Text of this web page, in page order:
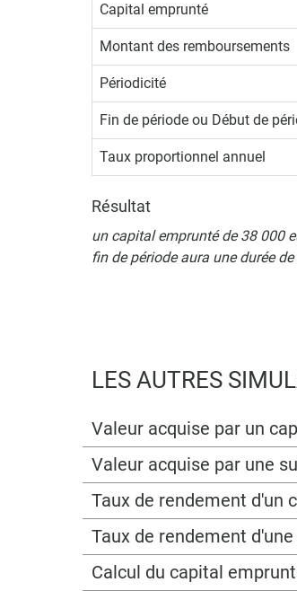
Capital emprunté
Montant des remboursements
Périodicité
Fin de période ou Début de
Taux proportionnel annuel
Résultat
un capital emprunté de 38 000
fin de période aura une durée de
LES AUTRES
Valeur acquise par un
Valeur acquise par une
Taux de rendement d'un
Taux de rendement
Calcul du capital